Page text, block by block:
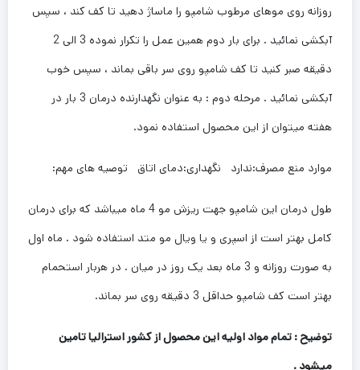
روزانه روی موهای مرطوب شامپو را ماساژ دهید تا کف کند ، سپس
آبکشی نمائید . برای بار دوم همین عمل را تکرار نموده 3 الی 2
دقیقه صبر کنید تا کف شامپو روی سر باقی بماند ، سپس خوب
آبکشی نمائید . مرحله دوم : به عنوان نگهدارنده درمان 3 بار در
هفته میتوان از این محصول استفاده نمود.
موارد منع مصرف:ندارد نگهداری:دمای اتاق توصیه های مهم:
طول درمان این شامپو جهت ریزش مو 4 ماه میباشد که برای درمان
کامل بهتر است از اسپری و یا ویال مو متد استفاده شود . ماه اول
به صورت روزانه و 3 ماه بعد یک روز در میان . در هربار استحمام
بهتر است کف شامپو حداقل 3 دقیقه روی سر بماند.
توضیح : تمام مواد اولیه این محصول از کشور استرالیا تامین
میشود .